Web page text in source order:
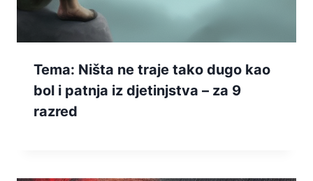
Tema: Ništa ne traje tako dugo kao
bol i patnja iz djetinjstva – za 9
razred